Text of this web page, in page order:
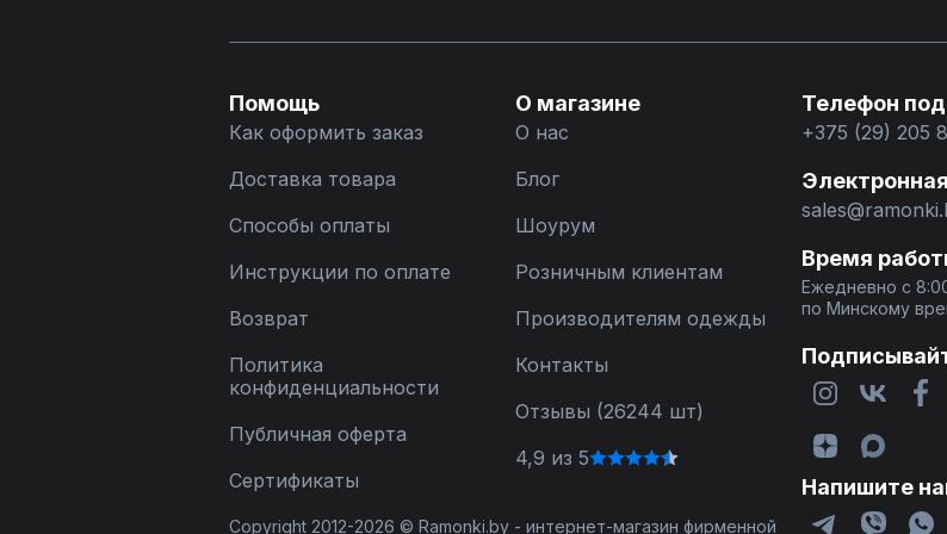
Помощь
Как оформить заказ
Доставка товара
Способы оплаты
Инструкции по оплате
Возврат
Политика
конфиденциальности
Публичная оферта
Сертификаты
О магазине
О нас
Блог
Шоурум
Розничным клиентам
Производителям одежды
Контакты
Отзывы (26244 шт)
4,9 из 5
Телефон
+375 (29) 205
Время
Ежедневно с
по Минскому
Напишите
Copyright 2012-2026 © Ramonki.by - интернет-магазин фирменной